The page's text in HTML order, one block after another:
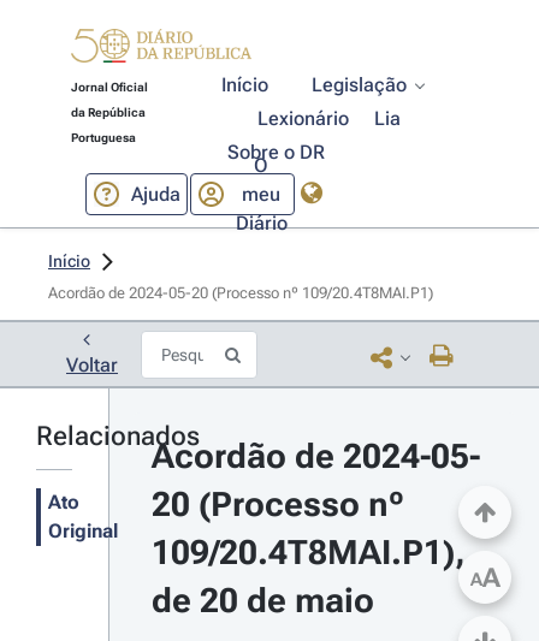
Jornal Oficial
da República
Portuguesa
Início
Legislação
Lexionário
Lia
Sobre o DR
Ajuda
O
meu
Diário
Início
Acordão de 2024-05-20 (Processo nº 109/20.4T8MAI.P1)
Voltar
Relacionados
Ato
Original
Acordão de 2024-05-
20 (Processo nº
109/20.4T8MAI.P1),
de 20 de maio
AA